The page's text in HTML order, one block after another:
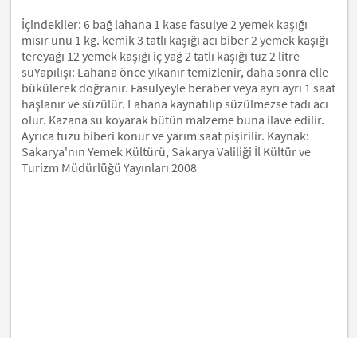
İçindekiler: 6 bağ lahana 1 kase fasulye 2 yemek kaşığı
mısır unu 1 kg. kemik 3 tatlı kaşığı acı biber 2 yemek kaşığı
tereyağı 12 yemek kaşığı iç yağ 2 tatlı kaşığı tuz 2 litre
suYapılışı: Lahana önce yıkanır temizlenir, daha sonra elle
bükülerek doğranır. Fasulyeyle beraber veya ayrı ayrı 1 saat
haşlanır ve süzülür. Lahana kaynatılıp süzülmezse tadı acı
olur. Kazana su koyarak bütün malzeme buna ilave edilir.
Ayrıca tuzu biberi konur ve yarım saat pişirilir. Kaynak:
Sakarya'nın Yemek Kültürü, Sakarya Valiliği İl Kültür ve
Turizm Müdürlüğü Yayınları 2008